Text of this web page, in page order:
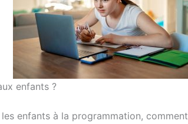
enfants ?
enfants à la programmation, comment